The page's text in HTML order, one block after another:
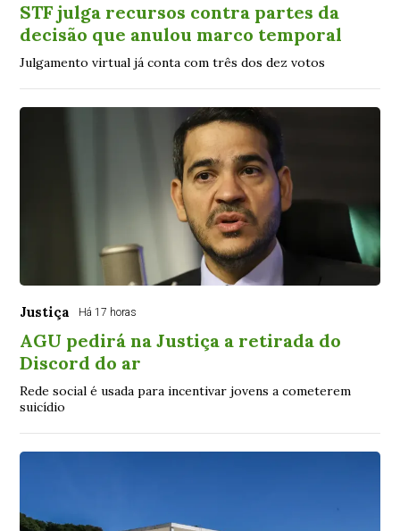
STF julga recursos contra partes da
decisão que anulou marco temporal
Julgamento virtual já conta com três dos dez votos
Justiça Há 17 horas
AGU pedirá na Justiça a retirada do
Discord do ar
Rede social é usada para incentivar jovens a cometerem
suicídio